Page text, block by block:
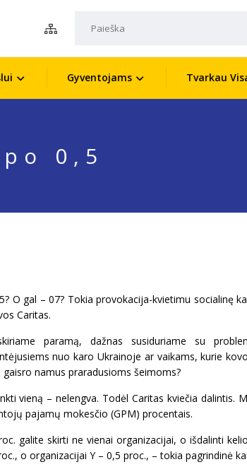
Gyventojams Tvarkau
0,5
O gal – 07? Tokia provokacija-kvietimu socialinę
Caritas.
paramą, dažnas susiduriame su
nuo karo Ukrainoje ar vaikams, kurie
gaisro namus praradusioms šeimoms?
vieną – nelengva. Todėl Caritas kviečia dalintis.
pajamų mokesčio (GPM) procentais.
galite skirti ne vienai organizacijai, o išdalinti
o organizacijai Y – 0,5 proc., – tokia pagrindinė